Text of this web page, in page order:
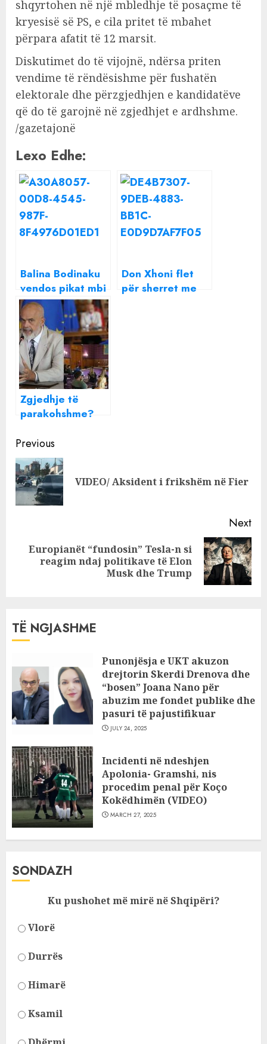
shqyrtohen në një mbledhje të posaçme të
kryesisë së PS, e cila pritet të mbahet
përpara afatit të 12 marsit.
Diskutimet do të vijojnë, ndërsa priten
vendime të rëndësishme për fushatën
elektorale dhe përzgjedhjen e kandidatëve
që do të garojnë në zgjedhjet e ardhshme.
/gazetajonë
Lexo Edhe:
Balina Bodinaku
vendos pikat mbi
“i” për
përplasjen me
Beatrix-ën
Don Xhoni flet
për sherret me
Zgjedhje të
parakohshme?
Tashetheme që
janë nën çadrën
e plazhit!
Continue
Reading
Previous
VIDEO/ Aksident i frikshëm në Fier
Next
Next
Europianët “fundosin” Tesla-n si
reagim ndaj politikave të Elon
Musk dhe Trump
TË NGJASHME
Punonjësja e UKT akuzon
drejtorin Skerdi Drenova dhe
“bosen” Joana Nano për
abuzim me fondet publike dhe
pasuri të pajustifikuar
JULY 24, 2025
Incidenti në ndeshjen
Apolonia- Gramshi, nis
procedim penal për Koço
Kokëdhimën (VIDEO)
MARCH 27, 2025
SONDAZH
Ku pushohet më mirë në Shqipëri?
Vlorë
Durrës
Himarë
Ksamil